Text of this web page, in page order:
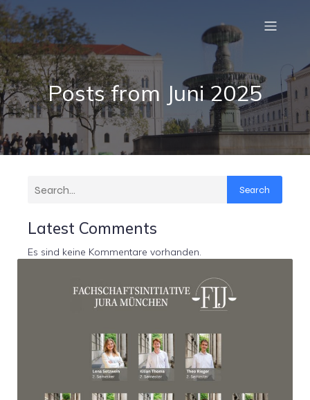
Posts from Juni 2025
Search
Latest Comments
Es sind keine Kommentare vorhanden.